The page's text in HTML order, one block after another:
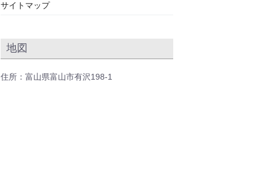
サイトマップ
地図
住所：富山県富山市有沢198-1